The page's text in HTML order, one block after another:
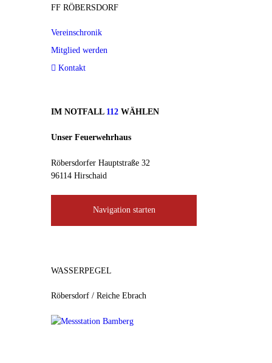
FF RÖBERSDORF
Vereinschronik
Mitglied werden
Kontakt
IM NOTFALL 112 WÄHLEN
Unser Feuerwehrhaus
Röbersdorfer Hauptstraße 32
96114 Hirschaid
Navigation starten
WASSERPEGEL
Röbersdorf / Reiche Ebrach